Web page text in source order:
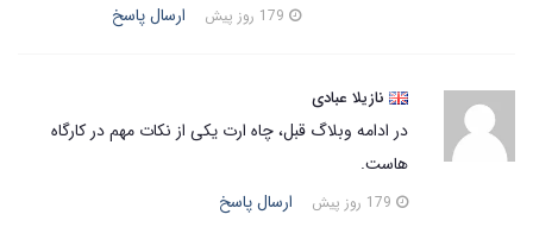
ارسال پاسخ
نازیلا عبادی
در ادامه وبلاگ قبل، چاه ارت یکی از نکات مهم در کارگاه
هاست.
ارسال پاسخ